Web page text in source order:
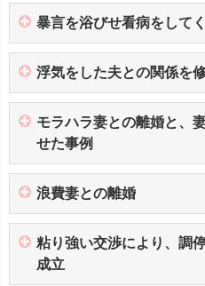
暴言を浴びせ看病をして
浮気をした夫との関係を
モラハラ妻との離婚と、
せた事例
浪費妻との離婚
粘り強い交渉により、調
成立